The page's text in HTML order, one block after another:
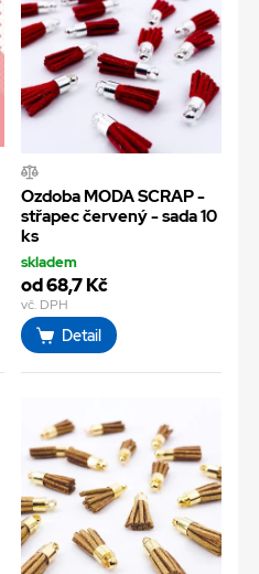
Ozdoba MODA SCRAP -
střapec červený - sada 10
ks
skladem
od 68,7 Kč
vč. DPH
Detail